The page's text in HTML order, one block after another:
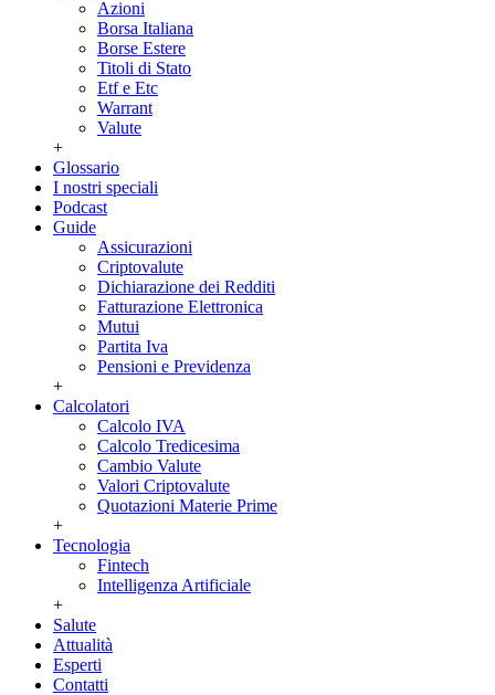
Azioni
Borsa Italiana
Borse Estere
Titoli di Stato
Etf e Etc
Warrant
Valute
+
Glossario
I nostri speciali
Podcast
Guide
Assicurazioni
Criptovalute
Dichiarazione dei Redditi
Fatturazione Elettronica
Mutui
Partita Iva
Pensioni e Previdenza
+
Calcolatori
Calcolo IVA
Calcolo Tredicesima
Cambio Valute
Valori Criptovalute
Quotazioni Materie Prime
+
Tecnologia
Fintech
Intelligenza Artificiale
+
Salute
Attualità
Esperti
Contatti